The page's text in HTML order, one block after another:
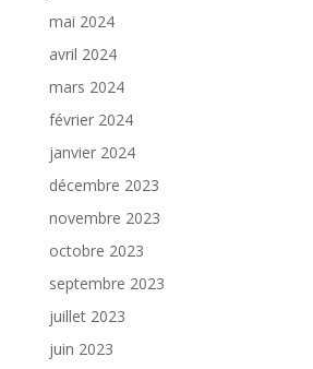
mai 2024
avril 2024
mars 2024
février 2024
janvier 2024
décembre 2023
novembre 2023
octobre 2023
septembre 2023
juillet 2023
juin 2023